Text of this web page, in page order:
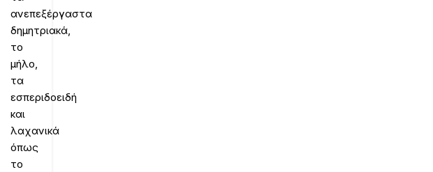
ανεπεξέργαστα
δημητριακά,
το
μήλο,
τα
εσπεριδοειδή
και
λαχανικά
όπως
το